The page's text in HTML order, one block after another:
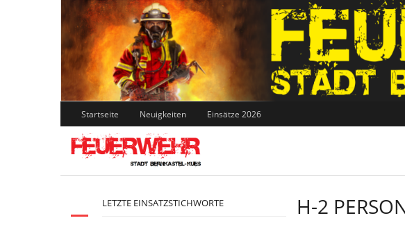
Skip
to
content
Startseite Neuigkeiten Einsätze 2026
H-2
LETZTE EINSATZSTICHWORTE